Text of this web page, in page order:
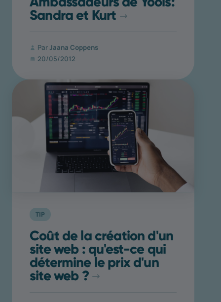
Sandra et Kurt
ParJaana Coppens
20/05/2012
TIP
Coût de la création d'un
site web : qu'est-ce qui
détermine le prix d'un
site web ?